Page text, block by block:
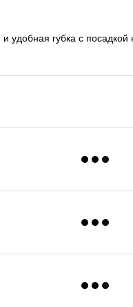
губка с